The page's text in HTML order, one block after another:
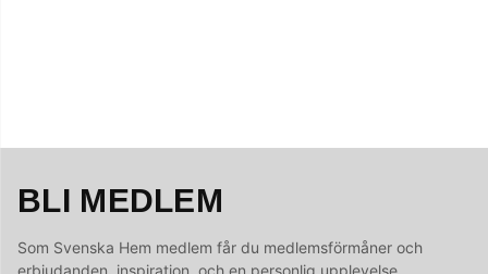
BLI MEDLEM
Som Svenska Hem medlem får du medlemsförmåner och
erbjudanden, inspiration, och en personlig upplevelse